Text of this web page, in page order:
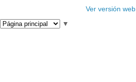
Ver versión web
▼